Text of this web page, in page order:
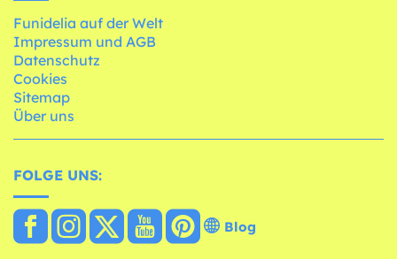
Funidelia auf der Welt
Impressum und AGB
Datenschutz
Cookies
Sitemap
Über uns
FOLGE UNS:
Blog